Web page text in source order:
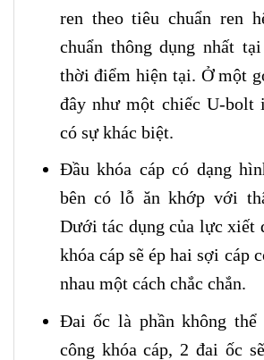
ren theo tiêu chuẩn ren
chuẩn thông dụng nhất
thời điểm hiện tại. Ở một
đây như một chiếc U-bolt
có sự khác biệt.
Đầu khóa cáp có dạng
bên có lỗ ăn khớp với
Dưới tác dụng của lực xiết
khóa cáp sẽ ép hai sợi cáp
nhau một cách chắc chắn.
Đai ốc là phần không
công khóa cáp, 2 đai ốc